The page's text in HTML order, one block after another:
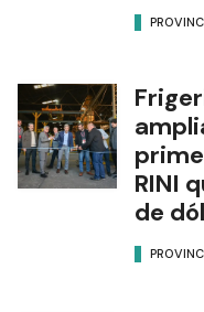
RINI
de